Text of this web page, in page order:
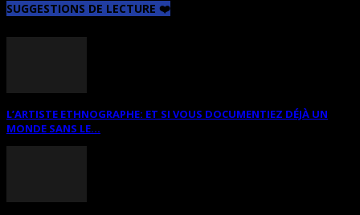
SUGGESTIONS DE LECTURE ❤️
L’ARTISTE ETHNOGRAPHE: ET SI VOUS DOCUMENTIEZ DÉJÀ UN
MONDE SANS LE...